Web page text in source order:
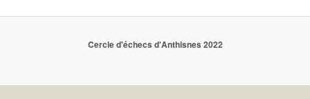
Cercle d'échecs d'Anthisnes 2022